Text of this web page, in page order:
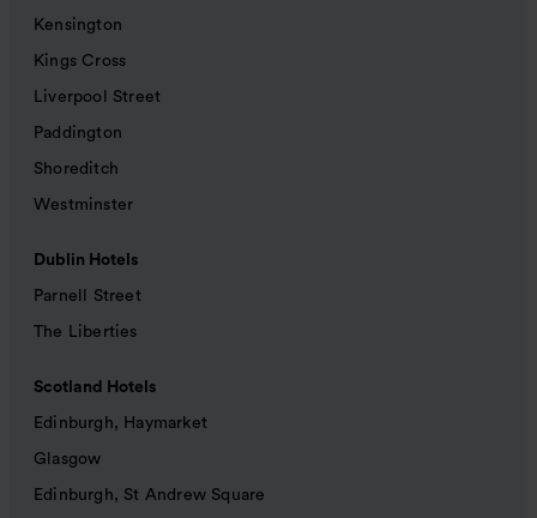
Kensington
Kings Cross
Liverpool Street
Paddington
Shoreditch
Westminster
Dublin Hotels
Parnell Street
The Liberties
Scotland Hotels
Edinburgh, Haymarket
Glasgow
Edinburgh, St Andrew Square